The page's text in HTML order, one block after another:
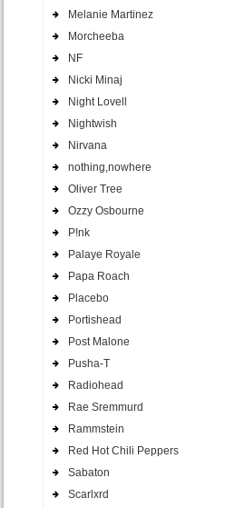
Melanie Martinez
Morcheeba
NF
Nicki Minaj
Night Lovell
Nightwish
Nirvana
nothing,nowhere
Oliver Tree
Ozzy Osbourne
P!nk
Palaye Royale
Papa Roach
Placebo
Portishead
Post Malone
Pusha-T
Radiohead
Rae Sremmurd
Rammstein
Red Hot Chili Peppers
Sabaton
Scarlxrd